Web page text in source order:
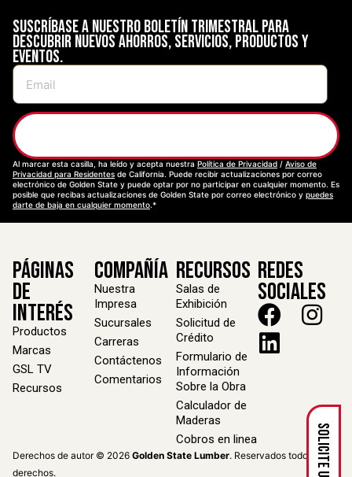
Suscríbase a nuestro boletín trimestral para
descubrir nuevos ahorros, servicios, productos y
eventos.
Al marcar esta casilla, ha leído y acepta nuestra Política de Privacidad / Aviso de
Privacidad para Residentes de California. Puede recibir actualizaciones por correo
electrónico de Golden State y puede optar por no participar en cualquier momento. Es
posible que recibas actualizaciones de Golden State por correo electrónico y puedes
darte de baja en cualquier momento.*
Páginas
de
Interés
Productos
Marcas
GSL TV
Recursos
Compañía
Nuestra
Impresa
Sucursales
Carreras
Contáctenos
Comentarios
Recursos
Salas de
Exhibición
Solicitud de
Crédito
Formulario de
Información
Sobre la Obra
Calculador de
Maderas
Cobros en linea
Redes
Sociales
Derechos de autor © 2026 Golden State Lumber. Reservados todos los
derechos.